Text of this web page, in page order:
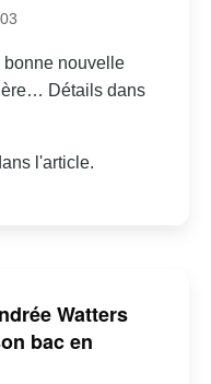
bonne nouvelle
Détails dans
l'article.
Watters
bac en